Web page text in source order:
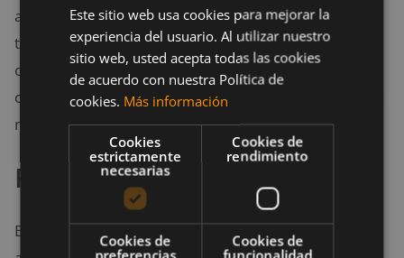
adecuadamente, descansar y sobre todo, escuchar a
tu cuerpo. Si comienzas a sentir desgaste, calambres
o cansancio, retírate para recuperarte. Descansar
cuando se necesita es una forma de estar cerca de la
meta.
Paso 5: Refuerza tu mente
Busca la gran cantidad de recursos que te puedan
Este sitio web usa cookies para mejorar la
experiencia del usuario. Al utilizar nuestro
sitio web, usted acepta todas las cookies
de acuerdo con nuestra Política de
cookies. Más información
Cookies
estrictamente
necesarias
Cookies de
rendimiento
Cookies de
Cookies de